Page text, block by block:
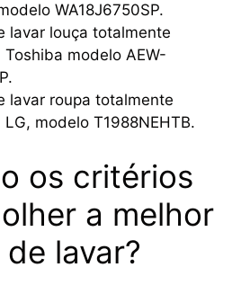
WA18J6750SP.
lavar louça totalmente
modelo AEW-
lavar roupa totalmente
modelo T1988NEHTB.
os critérios
a melhor
lavar?